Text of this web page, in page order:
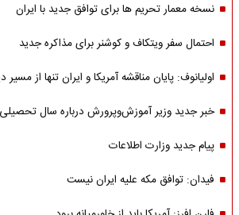
نسخه معمار تحریم ها برای توافق جدید با ایران
احتمال سفر ویتکاف و کوشنر برای مذاکره جدید
اولیانوف: پایان مناقشه آمریکا و ایران تنها از
خبر جدید وزیر آموزش‌وپرورش درباره سال تحصیلی
پیام جدید وزارت اطلاعات
فیدان: توافق مکه علیه ایران نیست